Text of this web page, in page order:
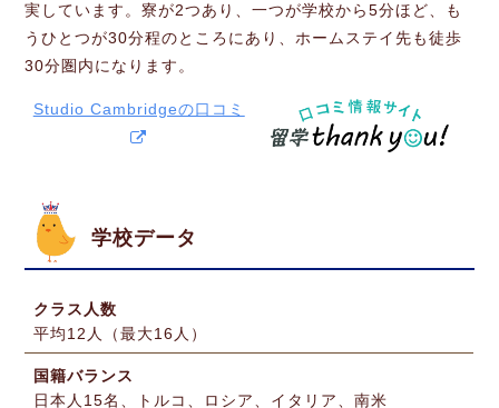
実しています。寮が2つあり、一つが学校から5分ほど、も
うひとつが30分程のところにあり、ホームステイ先も徒歩
30分圏内になります。
Studio Cambridgeの口コミ
学校データ
クラス人数
平均12人（最大16人）
国籍バランス
日本人15名、トルコ、ロシア、イタリア、南米